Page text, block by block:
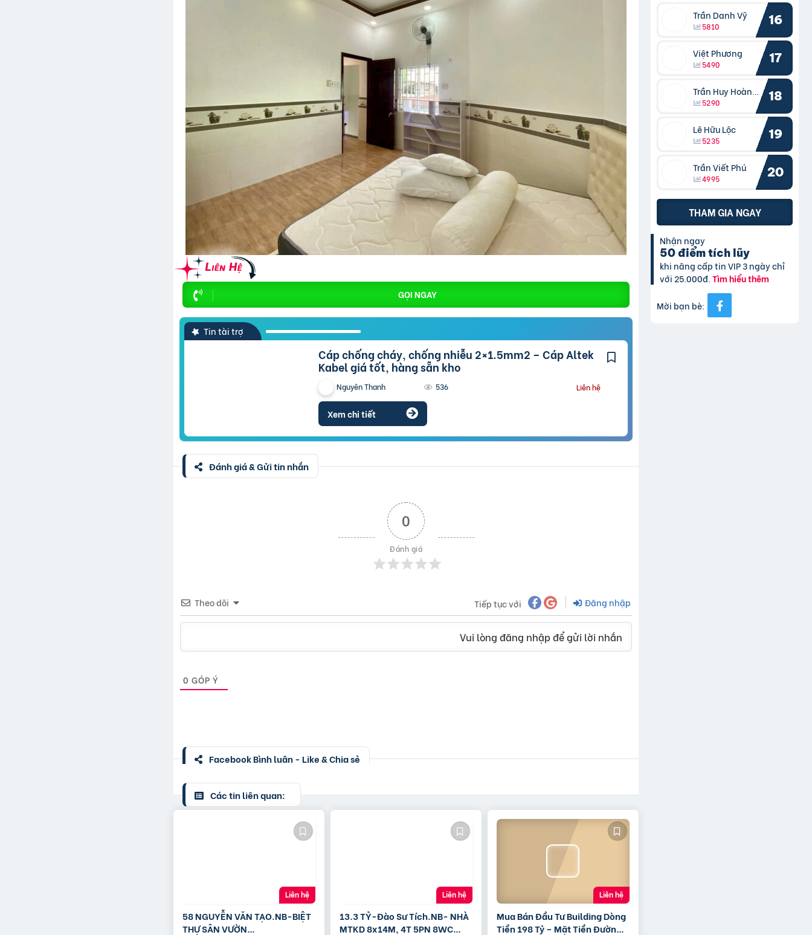
GỌI NGAY
Tin tài trợ
Cáp chống cháy, chống nhiễu 2×1.5mm2 – Cáp Altek
Kabel giá tốt, hàng sẵn kho
Nguyên Thanh 536 Liên hệ
Xem chi tiết
Đánh giá & Gửi tin nhắn
0
Đánh giá
Theo dõi Tiếp tục với Đăng nhập
Vui lòng đăng nhập để gửi lời nhắn
0 GÓP Ý
Facebook Bình luận - Like & Chia sẻ
Các tin liên quan:
58 NGUYỄN VĂN TẠO.NB-BIỆT
THỰ SÂN VƯỜN
Liên hệ
13.3 TỶ-Đào Sư Tích.NB- NHÀ
MTKD 8x14M, 4T 5PN 8WC
Liên hệ
Mua Bán Đầu Tư Building Dòng
Tiền 198 Tỷ – Mặt Tiền Đường
Liên hệ
Trần Danh Vỹ
5810 16
Việt Phương
5490 17
Trần Huy Hoàng Bắc
5290 18
Lê Hữu Lộc
5235 19
Trần Viết Phú
4995 20
THAM GIA NGAY
Nhận ngay
50 điểm tích lũy
khi nâng cấp tin VIP 3 ngày chỉ
với 25.000đ.Tìm hiểu thêm
Mời bạn bè: